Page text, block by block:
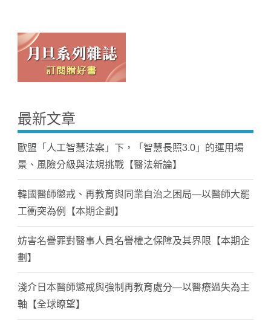
最新文章
歐盟「人工智慧法案」下，「智慧長照3.0」的運用場
景、風險分級與法規挑戰【醫法新論】
韓國醫師懲戒、再教育與同業自治之困局—以醫師大罷
工衝突為例【本期企劃】
妨害名譽罪對醫事人員名譽權之保障及其界限【本期企
劃】
淺介日本醫師懲戒與強制再教育處分—以醫療過失為主
軸【全球瞭望】